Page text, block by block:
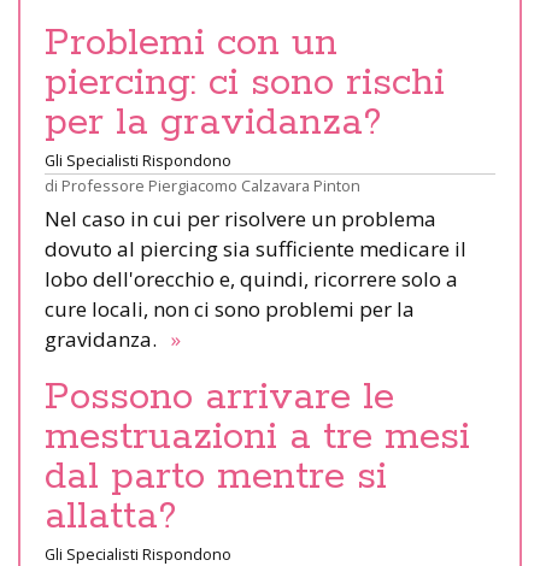
Problemi con un
piercing: ci sono rischi
per la gravidanza?
Gli Specialisti Rispondono
di Professore Piergiacomo Calzavara Pinton
Nel caso in cui per risolvere un problema
dovuto al piercing sia sufficiente medicare il
lobo dell'orecchio e, quindi, ricorrere solo a
cure locali, non ci sono problemi per la
gravidanza. »
Possono arrivare le
mestruazioni a tre mesi
dal parto mentre si
allatta?
Gli Specialisti Rispondono